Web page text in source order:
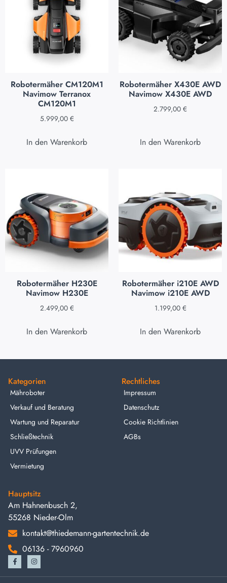
Robotermäher CM120M1
Navimow Terranox
CM120M1
5.999,00 €
In den Warenkorb
Robotermäher X430E AWD
Navimow X430E AWD
2.799,00 €
In den Warenkorb
Robotermäher H230E
Navimow H230E
2.499,00 €
In den Warenkorb
Robotermäher i210E AWD
Navimow i210E AWD
1.199,00 €
In den Warenkorb
Kategorien
Mähroboter
Verkauf und Beratung
Wartung und Reparatur
Schließtechnik
UVV Prüfungen
Vermietung
Rechtliches
Impressum
Datenschutz
Cookie Richtlinien
AGBs
Hauptsitz
Am Hahnenbusch 2,
55268 Nieder-Olm
kontakt@thiedemann-gartentechnik.de
06136 - 7960960